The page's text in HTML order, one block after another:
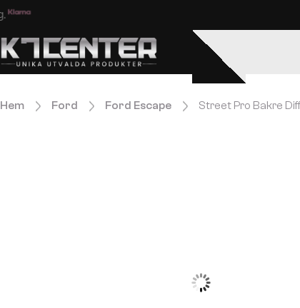
Enkel och säker betalning.
Hem Ford Ford Escape Street Pro Bakre